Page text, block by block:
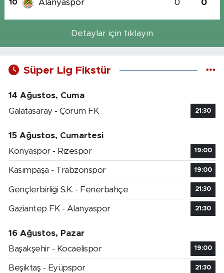
10 Alanyaspor 0 0
Detaylar için tıklayın
Süper Lig Fikstür
14 Ağustos, Cuma
Galatasaray - Çorum FK
21:30
15 Ağustos, Cumartesi
Konyaspor - Rizespor
19:00
Kasımpaşa - Trabzonspor 19:00
Gençlerbirliği S.K. - Fenerbahçe 21:30
Gaziantep FK - Alanyaspor 21:30
16 Ağustos, Pazar
Başakşehir - Kocaelispor
19:00
Beşiktaş - Eyüpspor 21:30